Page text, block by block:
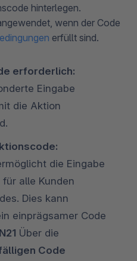
hinterlegen.
wenn der Code
erfüllt sind.
erforderlich:
Eingabe
die Aktion
die Eingabe
alle Kunden
Dies kann
einprägsamer Code
Über die
Code